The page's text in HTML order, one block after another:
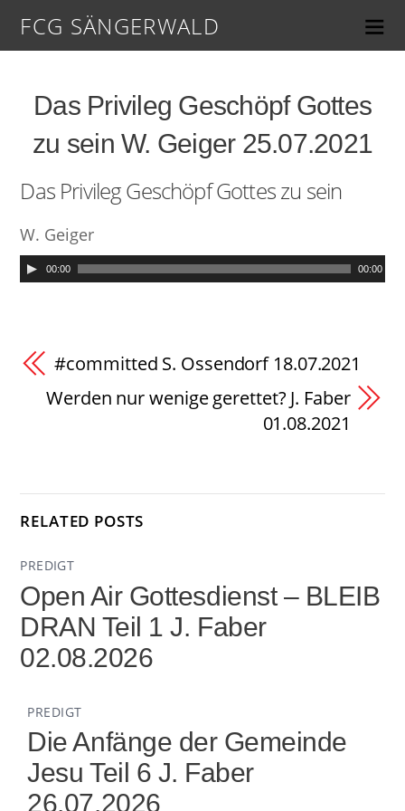
FCG SÄNGERWALD
Das Privileg Geschöpf Gottes
zu sein W. Geiger 25.07.2021
Das Privileg Geschöpf Gottes zu sein
W. Geiger
00:00 00:00
#committed S. Ossendorf 18.07.2021
Werden nur wenige gerettet? J. Faber
01.08.2021
RELATED POSTS
PREDIGT
Open Air Gottesdienst – BLEIB
DRAN Teil 1 J. Faber
02.08.2026
PREDIGT
Die Anfänge der Gemeinde
Jesu Teil 6 J. Faber
26.07.2026